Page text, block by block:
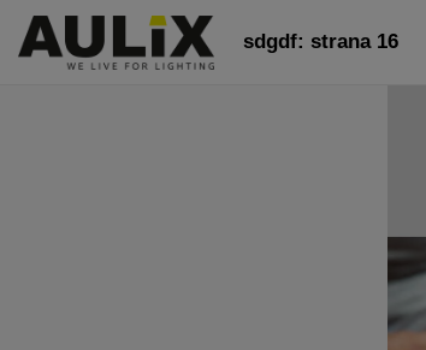
sdgdf: strana 16